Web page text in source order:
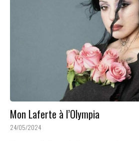
Mon Laferte à l’Olympia
24/05/2024